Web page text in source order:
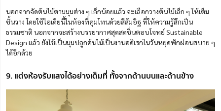
นอกจากจัดต้นไม้ตามมุมต่าง ๆ เล็กน้อยแล้ว จะเลือกวางต้นไม้เล็ก ๆ ให้เต็ม
ชั้นวาง โดยใช้ไอเดียนี้ในห้องที่คุมโทนด้วยสีส้มอิฐ ที่ให้ความรู้สึกเป็น
ธรรมชาติ นอกจากจะสร้างบรรยากาศสุดสดชื่นตอบโจทย์ Sustainable
Design แล้ว ยังใช้เป็นมุมปลูกต้นไม้เป็นงานอดิเรกในวันหยุดพักผ่อนสบาย ๆ
ได้อีกด้วย
9. แต่งห้องรับแสงได้อย่างเต็มที่ ทั้งจากด้านบนและด้านข้าง